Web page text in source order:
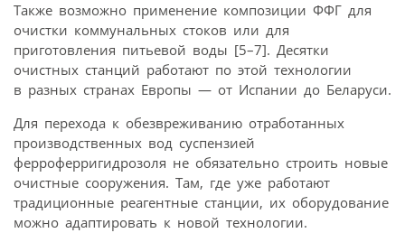
Также возможно применение композиции ФФГ для
очистки коммунальных стоков или для
приготовления питьевой воды [5–7]. Десятки
очистных станций работают по этой технологии
в разных странах Европы — от Испании до Беларуси.
Для перехода к обезвреживанию отработанных
производственных вод суспензией
ферроферригидрозоля не обязательно строить новые
очистные сооружения. Там, где уже работают
традиционные реагентные станции, их оборудование
можно адаптировать к новой технологии.